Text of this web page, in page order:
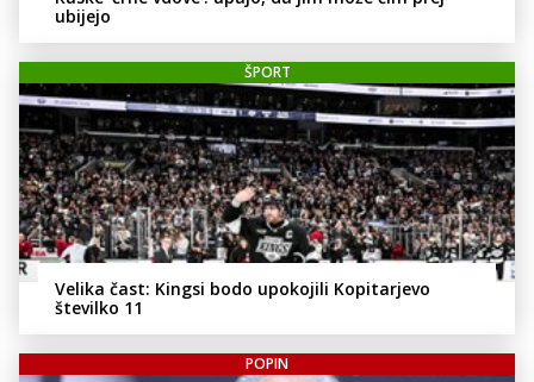
ubijejo
ŠPORT
Velika čast: Kingsi bodo upokojili Kopitarjevo
številko 11
POPIN